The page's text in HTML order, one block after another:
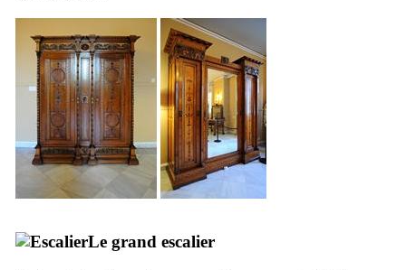
Le grand escalier